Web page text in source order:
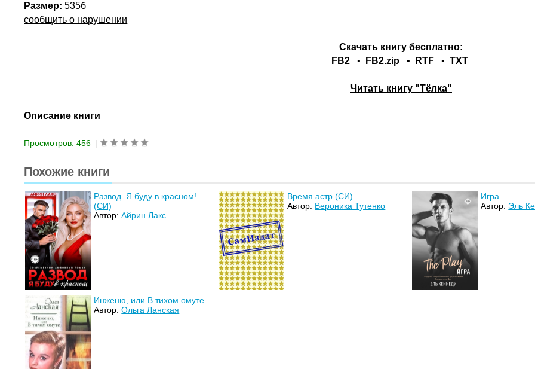
Размер: 535б
сообщить о нарушении
Скачать книгу бесплатно:
FB2 ▪ FB2.zip ▪ RTF ▪TXT
Читать книгу "Тёлка"
Описание книги
Просмотров: 456 |
Похожие книги
Развод. Я буду в красном!
(СИ)
Автор:Айрин Лакс
Время астр (СИ)
Автор: Вероника Тутенко
Игра
Автор: Эль
Инженю, или В тихом омуте
Автор:Ольга Ланская